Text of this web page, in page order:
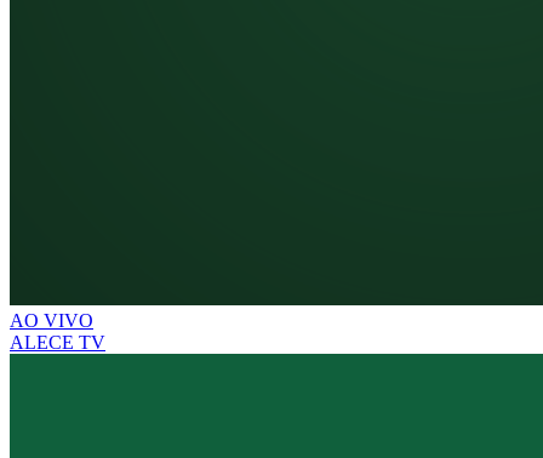
AO VIVO
ALECE TV